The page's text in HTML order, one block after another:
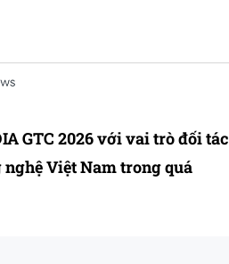
GTC 2026 với vai trò đối tác
Việt Nam trong quá